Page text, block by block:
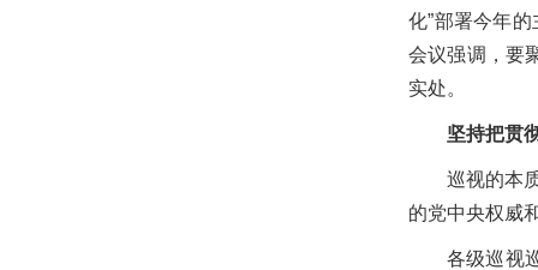
化”部署今年
会议强调，要
实处。
坚持把贯
巡视的本
的党中央权威
各级巡视